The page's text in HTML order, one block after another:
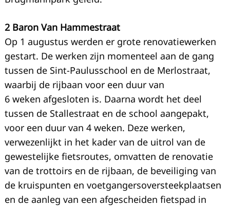
2 Baron Van Hammestraat
Op 1 augustus werden er grote renovatiewerken
gestart. De werken zijn momenteel aan de gang
tussen de Sint-Paulusschool en de Merlostraat,
waarbij de rijbaan voor een duur van
6 weken afgesloten is. Daarna wordt het deel
tussen de Stallestraat en de school aangepakt,
voor een duur van 4 weken. Deze werken,
verwezenlijkt in het kader van de uitrol van de
gewestelijke fietsroutes, omvatten de renovatie
van de trottoirs en de rijbaan, de beveiliging van
de kruispunten en voetgangersoversteekplaatsen
en de aanleg van een afgescheiden fietspad in